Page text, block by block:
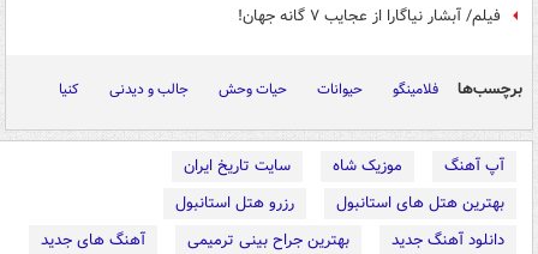
فیلم/ آبشار نیاگارا از عجایب ۷ گانه جهان!
برچسب‌ها فلامینگو حیوانات حیات وحش جالب و دیدنی کنیا
آپ آهنگ موزیک شاه
سایت تاریخ ایران
بهترین هتل های استانبول
رزرو هتل استانبول
دانلود آهنگ جدید
بهترین جراح بینی ترمیمی
آهنگ های جدید